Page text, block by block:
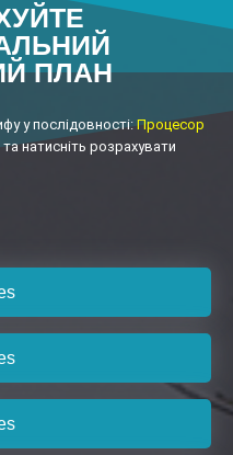
ПЛАН
у послідовності:Процесор
та натисніть розрахувати